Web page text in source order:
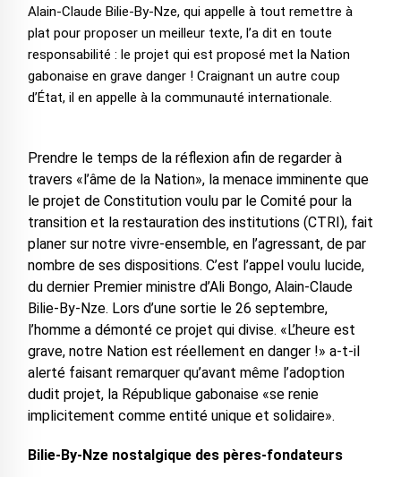
Alain-Claude Bilie-By-Nze, qui appelle à tout remettre à
plat pour proposer un meilleur texte, l’a dit en toute
responsabilité : le projet qui est proposé met la Nation
gabonaise en grave danger ! Craignant un autre coup
d’État, il en appelle à la communauté internationale.
Prendre le temps de la réflexion afin de regarder à
travers «l’âme de la Nation», la menace imminente que
le projet de Constitution voulu par le Comité pour la
transition et la restauration des institutions (CTRI), fait
planer sur notre vivre-ensemble, en l’agressant, de par
nombre de ses dispositions. C’est l’appel voulu lucide,
du dernier Premier ministre d’Ali Bongo, Alain-Claude
Bilie-By-Nze. Lors d’une sortie le 26 septembre,
l’homme a démonté ce projet qui divise. «L’heure est
grave, notre Nation est réellement en danger !» a-t-il
alerté faisant remarquer qu’avant même l’adoption
dudit projet, la République gabonaise «se renie
implicitement comme entité unique et solidaire».
Bilie-By-Nze nostalgique des pères-fondateurs